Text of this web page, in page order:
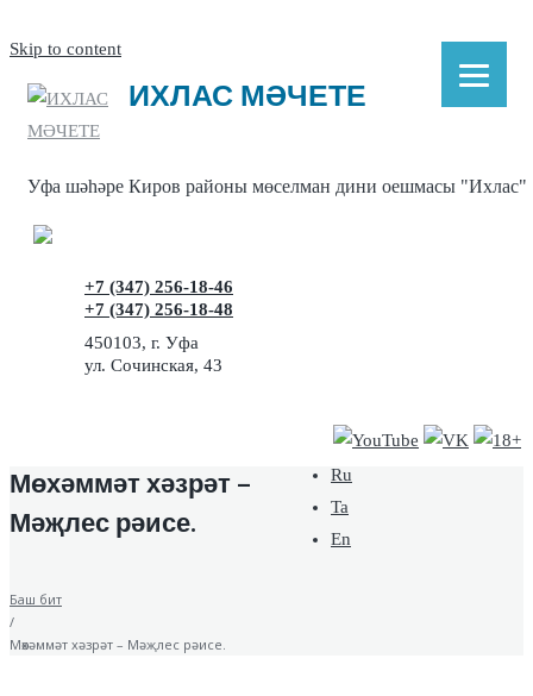
Skip to content
ИХЛАС МӘЧЕТЕ
Уфа шәhәре Киров районы мөселман дини оешмасы "Ихлас"
+7 (347) 256-18-46
+7 (347) 256-18-48
450103, г. Уфа
ул. Сочинская, 43
Ru
Ta
En
Мөхәммәт хәзрәт –
Мәҗлес рәисе.
Баш бит
/
Мөхәммәт хәзрәт – Мәҗлес рәисе.